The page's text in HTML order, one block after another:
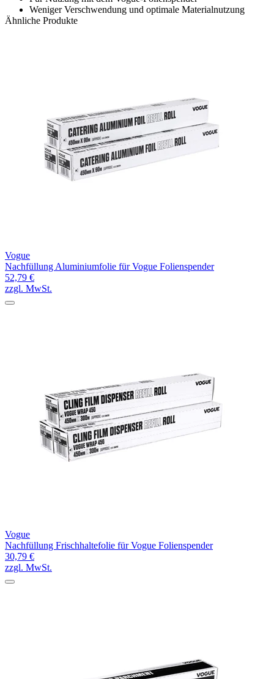
Weniger Verschwendung und optimale Materialnutzung
Ähnliche Produkte
Vogue
Nachfüllung Aluminiumfolie für Vogue Folienspender
52,79 €
zzgl. MwSt.
Vogue
Nachfüllung Frischhaltefolie für Vogue Folienspender
30,79 €
zzgl. MwSt.